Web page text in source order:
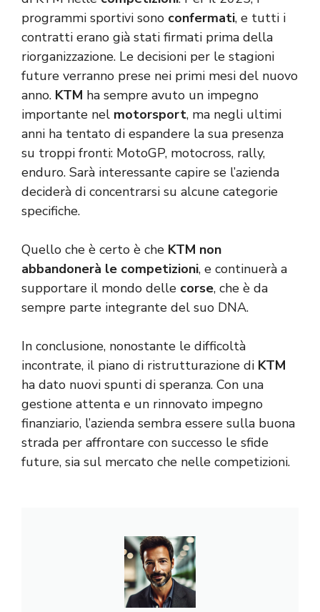
programmi sportivi sono confermati, e tutti i
contratti erano già stati firmati prima della
riorganizzazione. Le decisioni per le stagioni
future verranno prese nei primi mesi del nuovo
anno. KTM ha sempre avuto un impegno
importante nel motorsport, ma negli ultimi
anni ha tentato di espandere la sua presenza
su troppi fronti: MotoGP, motocross, rally,
enduro. Sarà interessante capire se l’azienda
deciderà di concentrarsi su alcune categorie
specifiche.
Quello che è certo è che KTM non
abbandonerà le competizioni, e continuerà a
supportare il mondo delle corse, che è da
sempre parte integrante del suo DNA.
In conclusione, nonostante le difficoltà
incontrate, il piano di ristrutturazione di KTM
ha dato nuovi spunti di speranza. Con una
gestione attenta e un rinnovato impegno
finanziario, l’azienda sembra essere sulla buona
strada per affrontare con successo le sfide
future, sia sul mercato che nelle competizioni.